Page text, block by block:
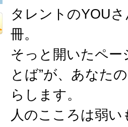
タレントのYOU
冊。
そっと開いたペー
とば”が、あなた
らします。
人のこころは弱